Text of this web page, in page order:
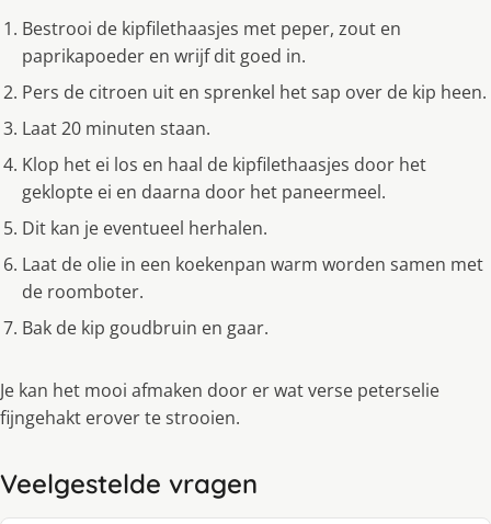
Bestrooi de kipfilethaasjes met peper, zout en
paprikapoeder en wrijf dit goed in.
Pers de citroen uit en sprenkel het sap over de kip heen.
Laat 20 minuten staan.
Klop het ei los en haal de kipfilethaasjes door het
geklopte ei en daarna door het paneermeel.
Dit kan je eventueel herhalen.
Laat de olie in een koekenpan warm worden samen met
de roomboter.
Bak de kip goudbruin en gaar.
Je kan het mooi afmaken door er wat verse peterselie
fijngehakt erover te strooien.
Veelgestelde vragen